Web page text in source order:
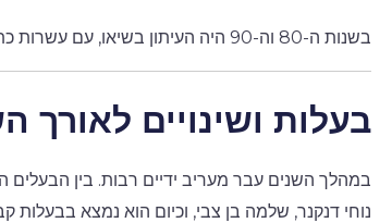
בשנות ה-80 וה-90 היה העיתון בשיאו, עם עשרות כתבים, מערכת עצמאית, וכיסוי מקיף של אירועים בארץ ובעולם.
בעלות ושינויים לאורך
במהלך השנים עבר מעריב ידיים רבות. בין הבעלים
נוחי דנקנר, שלמה בן צבי, וכיום הוא נמצא בבעלות